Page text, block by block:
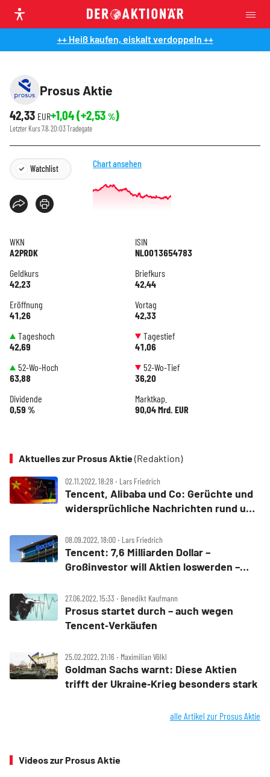
++ Heiß kaufen, eiskalt verdoppeln ++
Prosus Aktie
42,33 EUR+1,04(+2,53 %)
Letzter Kurs7.8. 20:03Tradegate
Watchlist Chart ansehen
WKN
A2PRDK
ISIN
NL0013654783
Geldkurs
42,23
Briefkurs
42,44
Eröffnung
41,26
Vortag
42,33
Tageshoch
42,69
Tagestief
41,06
52-Wo-Hoch
63,88
52-Wo-Tief
36,20
Dividende
0,59 %
Marktkap.
90,04 Mrd. EUR
Aktuelles zur Prosus Aktie(Redaktion)
02.11.2022, 18:28 ‧ Lars Friedrich
Tencent, Alibaba und Co: Gerüchte und
widersprüchliche Nachrichten rund um
08.09.2022, 18:00 ‧ Lars Friedrich
Tencent: 7,6 Milliarden Dollar –
Großinvestor will Aktien loswerden –
27.06.2022, 15:33 ‧ Benedikt Kaufmann
Prosus startet durch – auch wegen
Tencent‑Verkäufen
25.02.2022, 21:16 ‧ Maximilian Völkl
Goldman Sachs warnt: Diese Aktien
trifft der Ukraine‑Krieg besonders stark
alle Artikel zur Prosus Aktie
Videos zur Prosus Aktie